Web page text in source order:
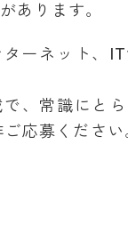
あります。
ーネット、
、常識にと
応募ください